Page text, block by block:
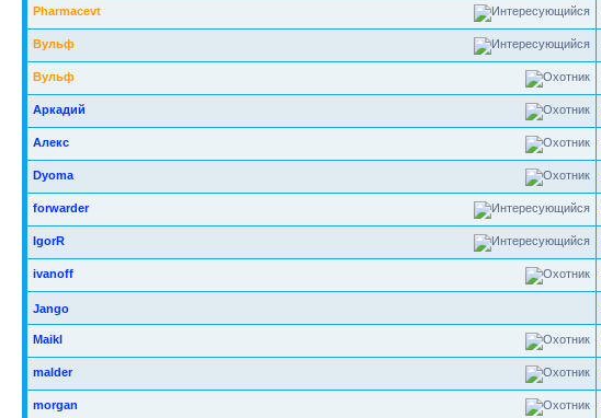
Pharmacevt
Вульф
Вульф
Аркадий
Алекс
Dyoma
forwarder
IgorR
ivanoff
Jango
Maikl
malder
morgan